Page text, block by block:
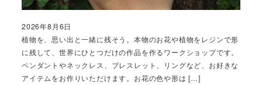
植物を、思い出と一緒に残そう。本物のお花や植物をレジンで形
に残して、世界にひとつだけの作品を作るワークショップです。
ペンダントやネックレス、ブレスレット、リングなど、お好きな
アイテムをお作りいただけます。お花の色や形は […]
投稿日
2026年8月6日